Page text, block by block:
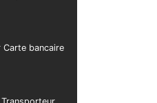
Carte bancaire